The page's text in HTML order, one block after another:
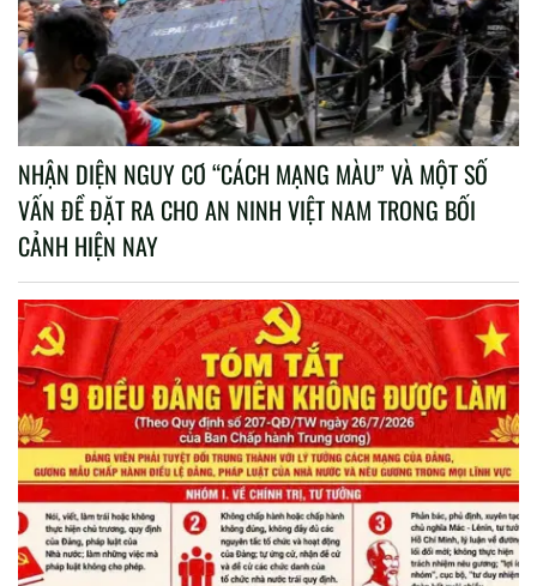
NHẬN DIỆN NGUY CƠ “CÁCH MẠNG MÀU” VÀ MỘT SỐ
VẤN ĐỀ ĐẶT RA CHO AN NINH VIỆT NAM TRONG BỐI
CẢNH HIỆN NAY